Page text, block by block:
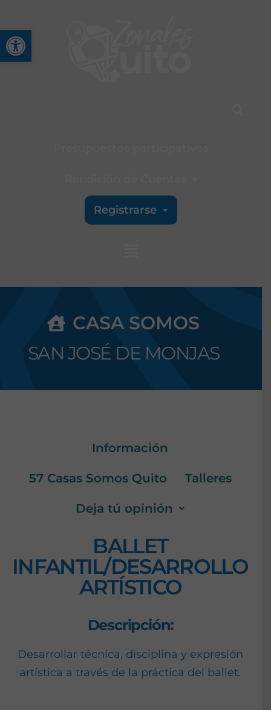
Abrir barra de
Registrarse
CASA SOMOS
SAN JOSÉ DE MONJAS
Información
57 Casas Somos Quito Talleres
Deja tú opinión
BALLET
INFANTIL/DESARROLLO
ARTÍSTICO
Descripción:
Desarrollar técnica, disciplina y expresión
artística a través de la práctica del ballet.